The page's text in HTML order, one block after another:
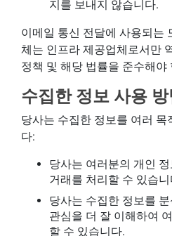
지를 보내지 않습니다.
이메일 통신 전달에 사용되는
체는 인프라 제공업체로서만
정책 및 해당 법률을 준수해야
수집한 정보 사용 방
당사는 수집한 정보를 여러 목
다:
당사는 여러분의 개인
거래를 처리할 수 있습니
당사는 수집한 정보를
관심을 더 잘 이해하여
할 수 있습니다.